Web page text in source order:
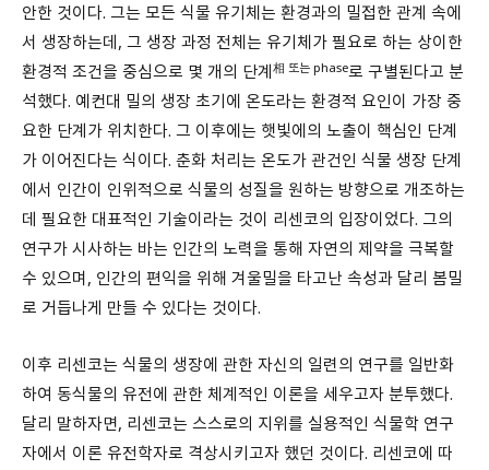
안한 것이다. 그는 모든 식물 유기체는 환경과의 밀접한 관계 속에
서 생장하는데, 그 생장 과정 전체는 유기체가 필요로 하는 상이한
환경적 조건을 중심으로 몇 개의 단계相 또는 phase로 구별된다고 분
석했다. 예컨대 밀의 생장 초기에 온도라는 환경적 요인이 가장 중
요한 단계가 위치한다. 그 이후에는 햇빛에의 노출이 핵심인 단계
가 이어진다는 식이다. 춘화 처리는 온도가 관건인 식물 생장 단계
에서 인간이 인위적으로 식물의 성질을 원하는 방향으로 개조하는
데 필요한 대표적인 기술이라는 것이 리센코의 입장이었다. 그의
연구가 시사하는 바는 인간의 노력을 통해 자연의 제약을 극복할
수 있으며, 인간의 편익을 위해 겨울밀을 타고난 속성과 달리 봄밀
로 거듭나게 만들 수 있다는 것이다.
이후 리센코는 식물의 생장에 관한 자신의 일련의 연구를 일반화
하여 동식물의 유전에 관한 체계적인 이론을 세우고자 분투했다.
달리 말하자면, 리센코는 스스로의 지위를 실용적인 식물학 연구
자에서 이론 유전학자로 격상시키고자 했던 것이다. 리센코에 따